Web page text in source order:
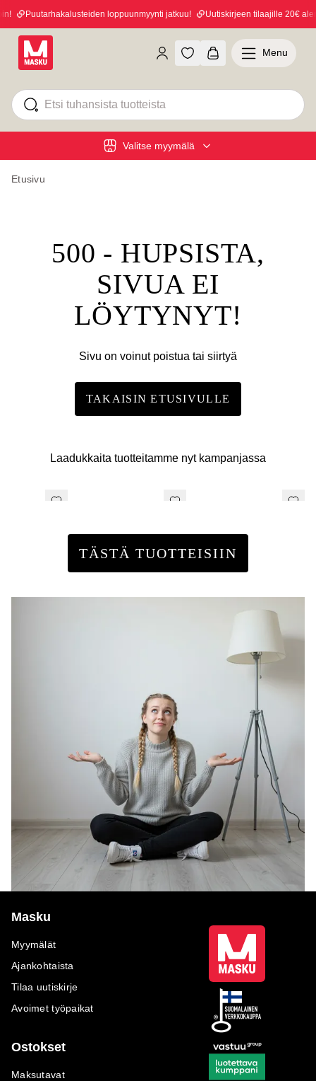
Puutarhakalusteiden loppuunmyynti jatkuu! Uutiskirjeen tilaajille 20€
Valitse myymälä
Menu
Etusivu
500 - HUPSISTA,
SIVUA EI
LÖYTYNYT!
Sivu on voinut poistua tai siirtyä
TAKAISIN ETUSIVULLE
Laadukkaita tuotteitamme nyt kampanjassa
TÄSTÄ TUOTTEISIIN
Masku
Myymälät
Ajankohtaista
Tilaa uutiskirje
Avoimet työpaikat
Ostokset
Maksutavat